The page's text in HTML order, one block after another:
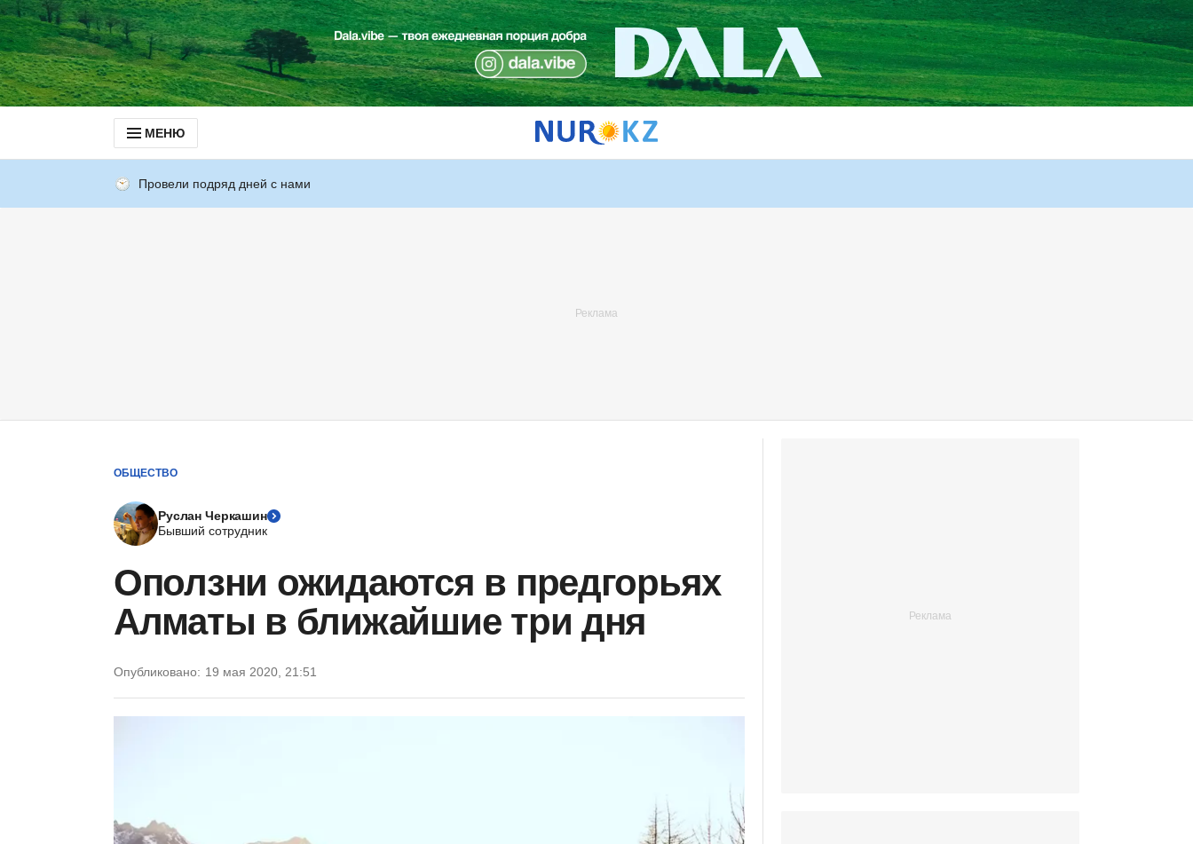
МЕНЮ
Провели подряд дней с нами
ОБЩЕСТВО
Руслан Черкашин
Бывший сотрудник
Оползни ожидаются в предгорьях
Алматы в ближайшие три дня
Опубликовано: 19 мая 2020, 21:51